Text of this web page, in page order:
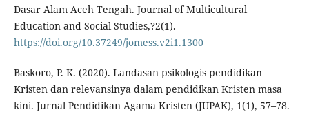
Dasar Alam Aceh Tengah. Journal of Multicultural
Education and Social Studies,?2(1).
https://doi.org/10.37249/jomess.v2i1.1300
Baskoro, P. K. (2020). Landasan psikologis pendidikan
Kristen dan relevansinya dalam pendidikan Kristen masa
kini. Jurnal Pendidikan Agama Kristen (JUPAK), 1(1), 57–78.